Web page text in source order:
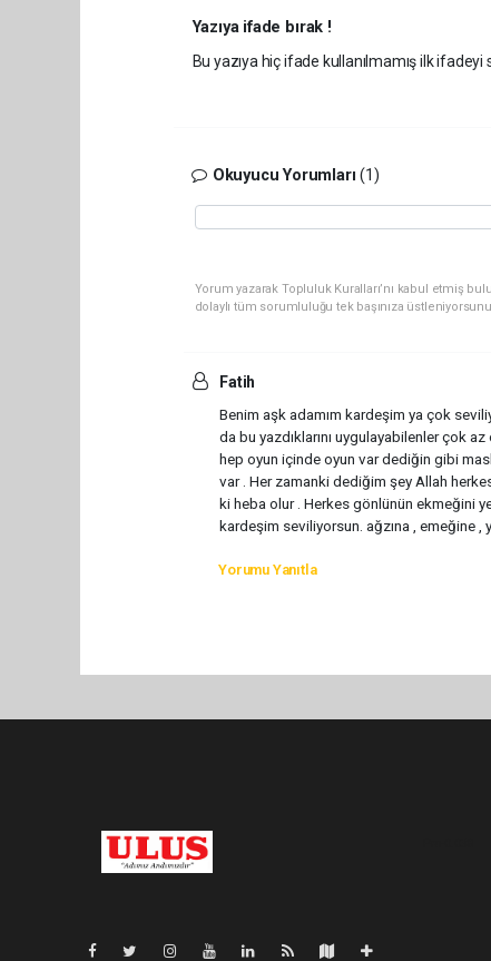
Yazıya ifade bırak !
Bu yazıya hiç ifade kullanılmamış ilk ifadeyi
Okuyucu Yorumları(1)
Yorum yazarak Topluluk Kuralları’nı kabul etmiş
dolaylı tüm sorumluluğu tek başınıza
Fatih
Benim aşk adamım kardeşim ya çok
da bu yazdıklarını uygulayabilenler çok
hep oyun içinde oyun var dediğin gibi
var . Her zamanki dediğim şey Allah
ki heba olur . Herkes gönlünün ekmeğini
kardeşim seviliyorsun. ağzına , emeğine ,
Yorumu Yanıtla